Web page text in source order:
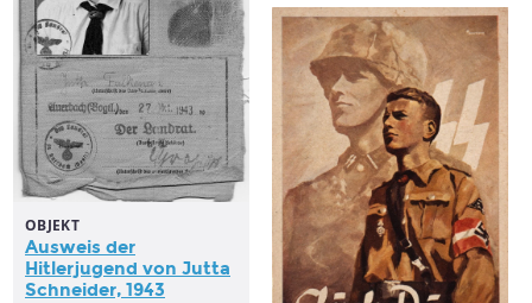
OBJEKT
Ausweis der
Hitlerjugend von Jutta
Schneider, 1943